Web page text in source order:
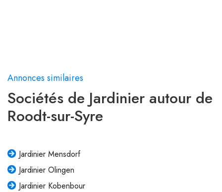
Annonces similaires
Sociétés de Jardinier autour de
Roodt-sur-Syre
Jardinier Mensdorf
Jardinier Olingen
Jardinier Kobenbour